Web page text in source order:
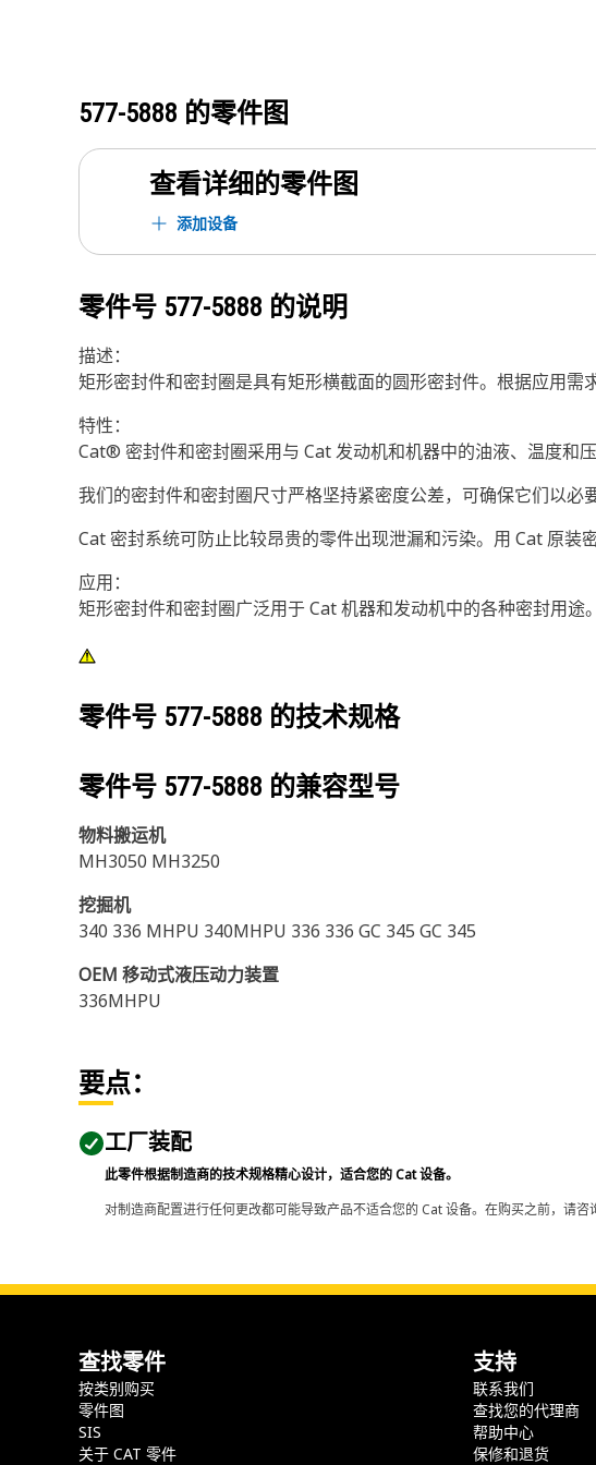
577-5888 的零件图
查看详细的零件图
添加设备
零件号 577-5888 的说明
描述：
矩形密封件和密封圈是具有矩形横截面的圆形密封件。根据应用需
特性：
Cat® 密封件和密封圈采用与 Cat 发动机和机器中的油液、温度和
我们的密封件和密封圈尺寸严格坚持紧密度公差，可确保它们以必
Cat 密封系统可防止比较昂贵的零件出现泄漏和污染。用 Cat 原装
应用：
矩形密封件和密封圈广泛用于 Cat 机器和发动机中的各种密封用途。
零件号 577-5888 的技术规格
零件号 577-5888 的兼容型号
物料搬运机
MH3050 MH3250
挖掘机
340 336 MHPU 340MHPU 336 336 GC 345 GC 345
OEM 移动式液压动力装置
336MHPU
要点：
工厂装配
此零件根据制造商的技术规格精心设计，适合您的 Cat 设备。
对制造商配置进行任何更改都可能导致产品不适合您的 Cat 设备。在购买之前，请
查找零件
按类别购买
零件图
SIS
关于 CAT 零件
支持
联系我们
查找您的代理商
帮助中心
保修和退货